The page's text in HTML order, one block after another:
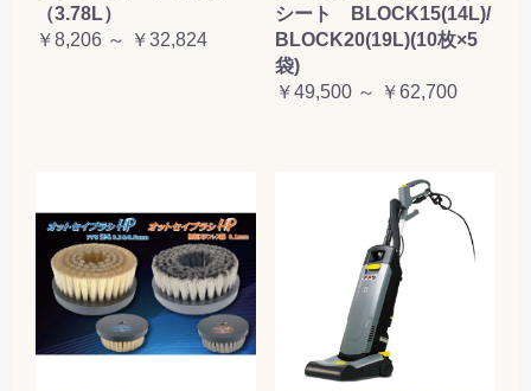
（3.78L）
￥8,206 ～ ￥32,824
シート BLOCK15(14L)/
BLOCK20(19L)(10枚×5
袋)
￥49,500 ～ ￥62,700